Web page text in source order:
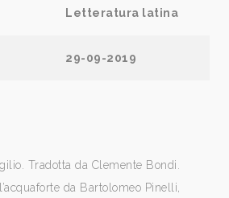
Letteratura latina
29-09-2019
Tradotta da Clemente Bondi.
da Bartolomeo Pinelli,